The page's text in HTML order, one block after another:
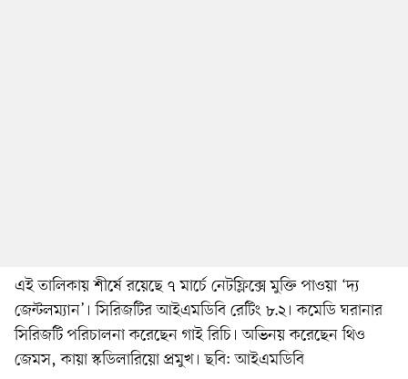
এই তালিকায় শীর্ষে রয়েছে ৭ মার্চে নেটফ্লিক্সে মুক্তি পাওয়া ‘দ্য
জেন্টলম্যান’। সিরিজটির আইএমডিবি রেটিং ৮.২। কমেডি ঘরানার
সিরিজটি পরিচালনা করেছেন গাই রিচি। অভিনয় করেছেন থিও
জেমস, কায়া স্কডিলারিয়ো প্রমুখ। ছবি: আইএমডিবি